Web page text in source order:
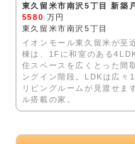
東久留米市南沢5丁目 新築
5580 万円
東久留米市南沢5丁目
イオンモール東久留米が至
棟は、1Fに和室のある
住スペースを広くとった間
ングイン階段。LDKは広々
リビングルームが見渡せま
ル搭載の家。